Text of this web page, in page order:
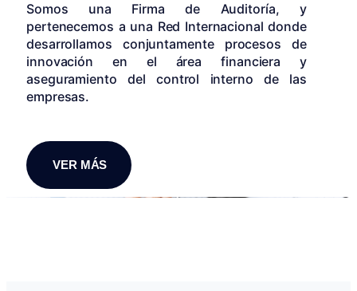
Somos una Firma de Auditoría, y
pertenecemos a una Red Internacional donde
desarrollamos conjuntamente procesos de
innovación en el área financiera y
aseguramiento del control interno de las
empresas.
VER MÁS